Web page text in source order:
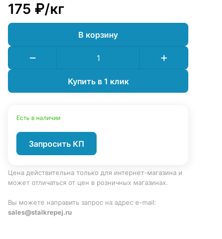
175 ₽/кг
В корзину
Купить в 1 клик
Есть в наличии
Запросить КП
Цена действительна только для интернет-магазина и
может отличаться от цен в розничных магазинах.
Вы можете направить запрос на адрес e-mail:
sales@stalkrepej.ru